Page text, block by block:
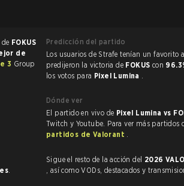
FOKUS
de
3 Group
.
Predicción del partido
Los usuarios de Strafe tenían un favorito abrumador en este partido, y
predijeron la victoria de FOKUS con
los votos para Pixel Lumina .
Dónde ver
El partido en vivo de Pixel Lumina vs
Twitch y Youtube. Para ver más partidos
partidos de Valorant .
Sigue el resto de la acción del 2026
, así como VODs, destacados y